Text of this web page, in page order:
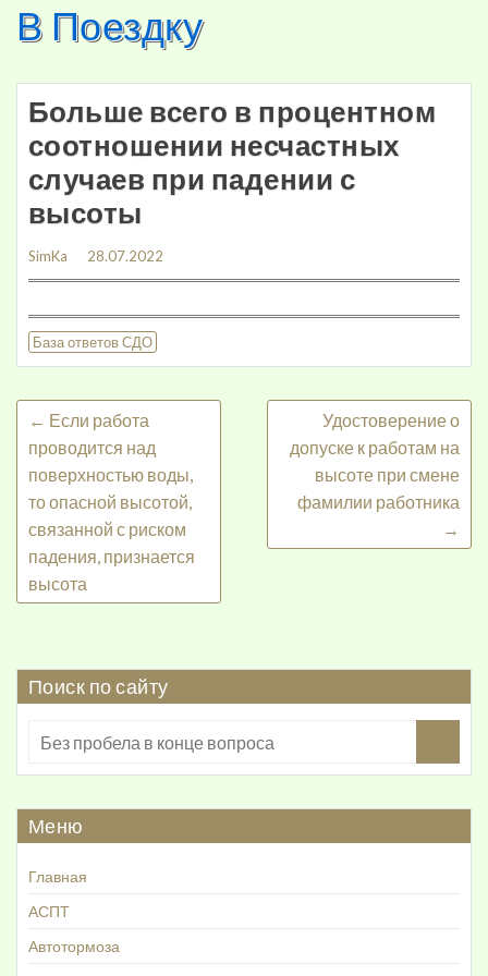
SkipВ Поездку
Больше всего в процентном
соотношении несчастных
случаев при падении с
высоты
SimKa 28.07.2022
База ответов СДО
← Если работа
проводится над
поверхностью воды,
то опасной высотой,
связанной с риском
падения, признается
высота
Удостоверение о
допуске к работам на
высоте при смене
фамилии работника
→
Поиск по сайту
Меню
Главная
АСПТ
Автотормоза